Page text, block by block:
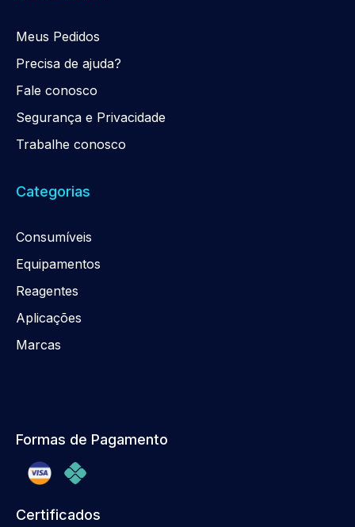
Meus Pedidos
Precisa de ajuda?
Fale conosco
Segurança e Privacidade
Trabalhe conosco
Categorias
Consumíveis
Equipamentos
Reagentes
Aplicações
Marcas
Formas de Pagamento
Certificados